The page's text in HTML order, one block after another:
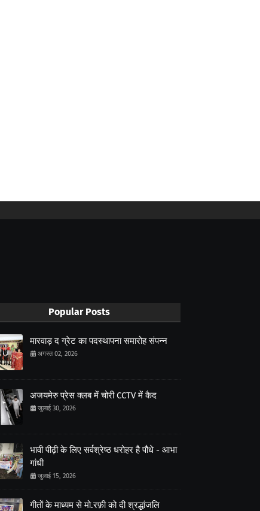
Popular Posts
मारवाड़ द ग्रेट का पदस्थापना समारोह संपन्न
अगस्त 02, 2026
अजयमेरु प्रेस क्लब में चोरी CCTV में कैद
जुलाई 30, 2026
भावी पीढ़ी के लिए सर्वश्रेष्ठ धरोहर है पौधे - आभा
गांधी
जुलाई 15, 2026
गीतों के माध्यम से मो.रफ़ी को दी श्रद्धांजलि